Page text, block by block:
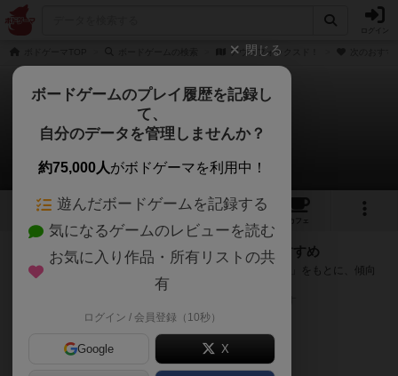
アウトフォックスド！
アウトフォックスド！
次のおすすめボードゲーム
3 2
カフェ
『アウトフォックスド！』が好きな方へのおすすめ
このゲームのトップページで投票された「プレイ感の評価」をもとに、傾向
が近いボードゲームをランキング形式で紹介します。
閉じる
ボードゲームのプレイ履歴を記録し
て、
自分のデータを管理しませんか？
約75,000人がボドゲーマを利用中！
遊んだボードゲームを記録する
気になるゲームのレビューを読む
お気に入り作品・所有リストの共
有
ログイン / 会員登録（10秒）
Google X